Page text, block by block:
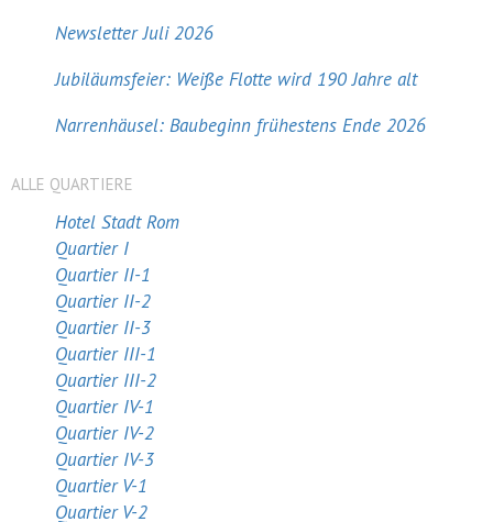
Newsletter Juli 2026
Jubiläumsfeier: Weiße Flotte wird 190 Jahre alt
Narrenhäusel: Baubeginn frühestens Ende 2026
ALLE QUARTIERE
Hotel Stadt Rom
Quartier I
Quartier II-1
Quartier II-2
Quartier II-3
Quartier III-1
Quartier III-2
Quartier IV-1
Quartier IV-2
Quartier IV-3
Quartier V-1
Quartier V-2